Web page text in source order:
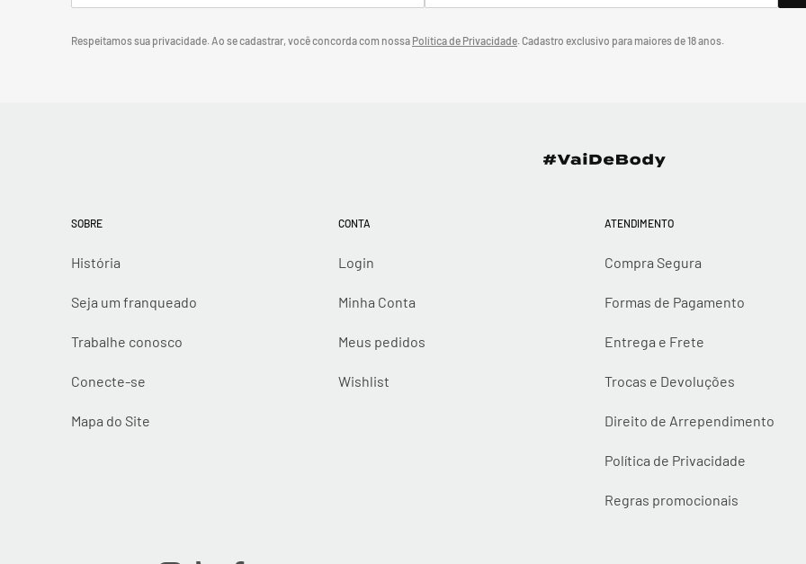
Respeitamos sua privacidade. Ao se cadastrar, você concorda com nossa Política de Privacidade.Cadastro exclusivo para maiores de 18 anos.
SOBRE
História
Seja um franqueado
Trabalhe conosco
Conecte-se
Mapa do Site
CONTA
Login
Minha Conta
Meus pedidos
Wishlist
ATENDIMENTO
Compra Segura
Formas de Pagamento
Entrega e Frete
Trocas e Devoluções
Direito de Arrependimento
Política de Privacidade
Regras promocionais